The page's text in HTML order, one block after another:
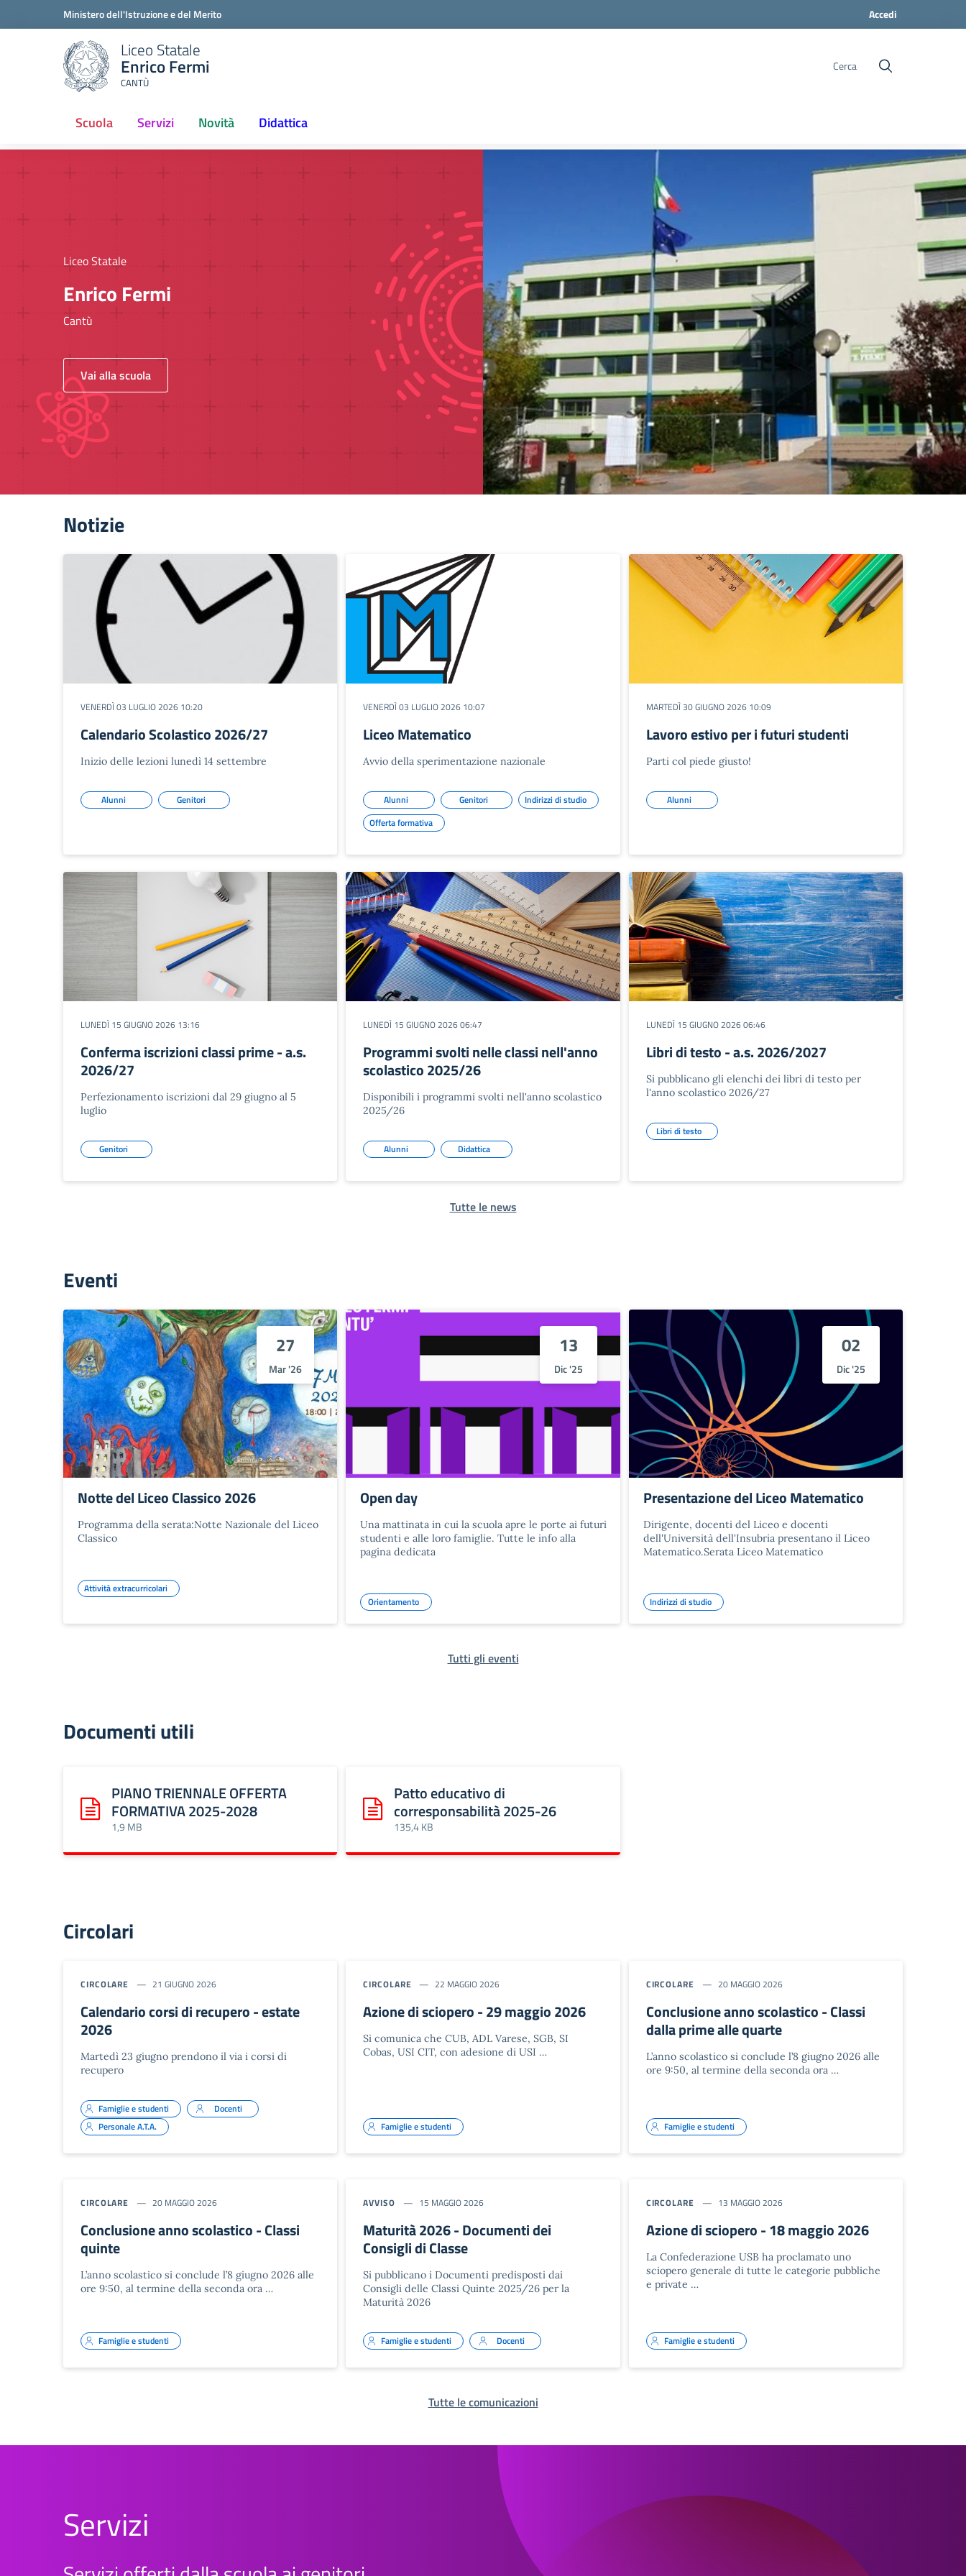
Ministero dell'Istruzione e del Merito Accedi
Liceo Statale
Enrico Fermi
CANTÙ
Cerca
Scuola Servizi Novità
(current) Didattica
Liceo Statale
Enrico Fermi
Cantù
Vai alla scuola
Notizie
VENERDÌ 03 LUGLIO 2026 10:20
Calendario Scolastico 2026/27
Inizio delle lezioni lunedì 14 settembre
Alunni Genitori
VENERDÌ 03 LUGLIO 2026 10:07
Liceo Matematico
Avvio della sperimentazione nazionale
Alunni Genitori
Indirizzi di studio
Offerta formativa
MARTEDÌ 30 GIUGNO 2026 10:09
Lavoro estivo per i futuri studenti
Parti col piede giusto!
Alunni
LUNEDÌ 15 GIUGNO 2026 13:16
Conferma iscrizioni classi prime - a.s.
2026/27
Perfezionamento iscrizioni dal 29 giugno al 5
luglio
Genitori
LUNEDÌ 15 GIUGNO 2026 06:47
Programmi svolti nelle classi nell'anno
scolastico 2025/26
Disponibili i programmi svolti nell'anno scolastico
2025/26
Alunni Didattica
LUNEDÌ 15 GIUGNO 2026 06:46
Libri di testo - a.s. 2026/2027
Si pubblicano gli elenchi dei libri di testo per
l'anno scolastico 2026/27
Libri di testo
Tutte le news
Eventi
27
Mar '26
Notte del Liceo Classico 2026
Programma della serata:Notte Nazionale del Liceo
Classico
Attività extracurricolari
13
Dic '25
Open day
Una mattinata in cui la scuola apre le porte ai futuri
studenti e alle loro famiglie. Tutte le info alla
pagina dedicata
Orientamento
02
Dic '25
Presentazione del Liceo Matematico
Dirigente, docenti del Liceo e docenti
dell'Università dell'Insubria presentano il Liceo
Matematico.Serata Liceo Matematico
Indirizzi di studio
Tutti gli eventi
Documenti utili
Scarica: PIANO TRIENNALE OFFERTA FORMATIVA 2025-2028
PIANO TRIENNALE OFFERTA
FORMATIVA 2025-2028
1,9 MB
Scarica: Patto educativo di corresponsabilità 2025-26
Patto educativo di
corresponsabilità 2025-26
135,4 KB
Circolari
CIRCOLARE 21 GIUGNO 2026
Calendario corsi di recupero - estate
2026
Martedì 23 giugno prendono il via i corsi di
recupero
Famiglie e studenti
Docenti
Personale A.T.A.
CIRCOLARE 22 MAGGIO 2026
Azione di sciopero - 29 maggio 2026
Si comunica che CUB, ADL Varese, SGB, SI
Cobas, USI CIT, con adesione di USI …
Famiglie e studenti
CIRCOLARE 20 MAGGIO 2026
Conclusione anno scolastico - Classi
dalla prime alle quarte
L’anno scolastico si conclude l’8 giugno 2026 alle
ore 9:50, al termine della seconda ora …
Famiglie e studenti
CIRCOLARE 20 MAGGIO 2026
Conclusione anno scolastico - Classi
quinte
L’anno scolastico si conclude l’8 giugno 2026 alle
ore 9:50, al termine della seconda ora …
Famiglie e studenti
AVVISO 15 MAGGIO 2026
Maturità 2026 - Documenti dei
Consigli di Classe
Si pubblicano i Documenti predisposti dai
Consigli delle Classi Quinte 2025/26 per la
Maturità 2026
Famiglie e studenti Docenti
CIRCOLARE 13 MAGGIO 2026
Azione di sciopero - 18 maggio 2026
La Confederazione USB ha proclamato uno
sciopero generale di tutte le categorie pubbliche
e private …
Famiglie e studenti
Tutte le comunicazioni
Servizi